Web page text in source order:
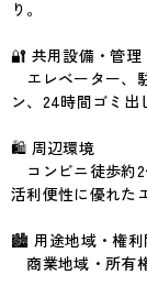
り。
🔐 共用設備・管理
エレベーター、
ン、24時間ゴミ出
🛍 周辺環境
コンビニ徒歩約
活利便性に優れた
🏙 用途地域・権利
商業地域・所有